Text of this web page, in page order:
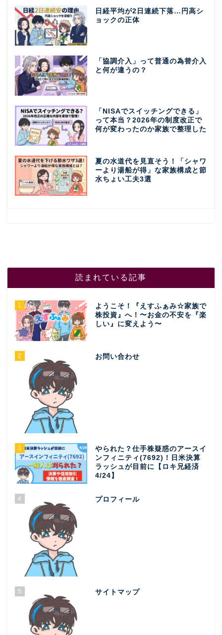
日経平均が2日連続下落…円高シ
ョックの正体
「協調介入」って普通の為替介入
と何が違うの？
「NISAでスイッチングできる」
って本当？2026年の制度改正で
何が変わったのか家族で整理した
夏の水道代を見直そう！「シャワ
ーより湯船が得」な家族構成と節
水ちょい工夫3選
読まれている記事
1
ようこそ！『えすふぁみ☆家族で
株投資』へ！〜お金の不安を『楽
しい』に変えよう〜
2 お問い合わせ
3
やられた？仕手株疑惑のアースイ
ンフィニティ(7692)！日米決算
ラッシュが目前に【ロキ兄経済
4/24】
4 プロフィール
5 サイトマップ